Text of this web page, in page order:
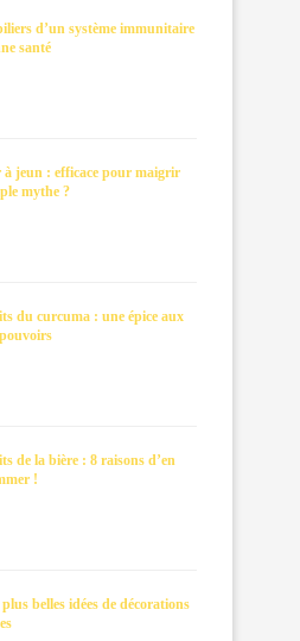
d’un système immunitaire
santé
jeun : efficace pour maigrir
mythe ?
du curcuma : une épice aux
de la bière : 8 raisons d’en
!
belles idées de décorations